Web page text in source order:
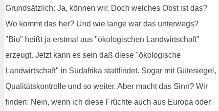
Grundsätzlich: Ja, können wir. Doch welches Obst ist das?
Wo kommt das her? Und wie lange war das unterwegs?
"Bio" heißt ja erstmal aus "ökologischen Landwirtschaft"
erzeugt. Jetzt kann es sein daß diese "ökologische
Landwirtschaft" in Südafrika stattfindet. Sogar mit Gütesiegel,
Qualitätskontrolle und so weiter. Aber macht das Sinn? Wir
finden: Nein, wenn ich diese Früchte auch aus Europa oder